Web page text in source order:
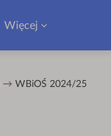
Więcej
WBiOŚ 2024/25